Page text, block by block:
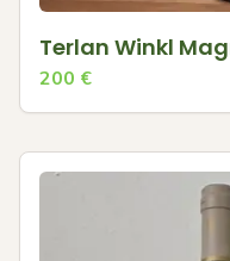
Terlan Winkl
200 €